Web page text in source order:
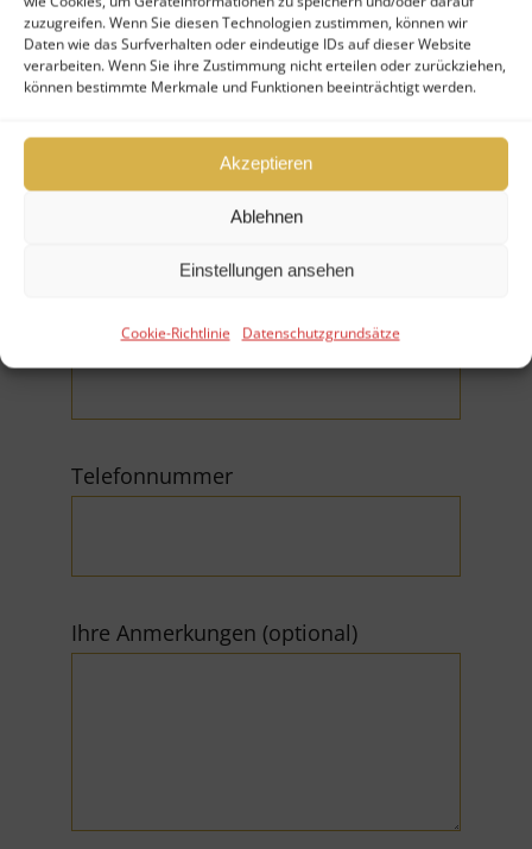
zuzugreifen. Wenn Sie diesen Technologien zustimmen, können wir
Daten wie das Surfverhalten oder eindeutige IDs auf dieser Website
verarbeiten. Wenn Sie ihre Zustimmung nicht erteilen oder zurückziehen,
können bestimmte Merkmale und Funktionen beeinträchtigt werden.
Akzeptieren
Ablehnen
Einstellungen ansehen
Cookie-Richtlinie Datenschutzgrundsätze
Telefonnummer
Ihre Anmerkungen (optional)